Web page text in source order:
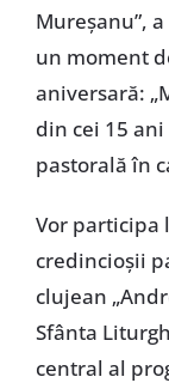
Mureșanu”,
un moment
aniversară:
din cei 15
pastorală în
Vor participa
credincioșii
clujean
Sfânta
central al